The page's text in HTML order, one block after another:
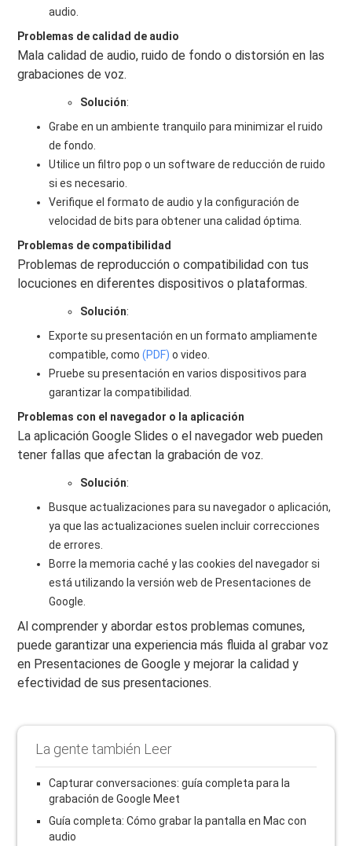
audio.
Problemas de calidad de audio
Mala calidad de audio, ruido de fondo o distorsión en las
grabaciones de voz.
Solución:
Grabe en un ambiente tranquilo para minimizar el ruido
de fondo.
Utilice un filtro pop o un software de reducción de ruido
si es necesario.
Verifique el formato de audio y la configuración de
velocidad de bits para obtener una calidad óptima.
Problemas de compatibilidad
Problemas de reproducción o compatibilidad con tus
locuciones en diferentes dispositivos o plataformas.
Solución:
Exporte su presentación en un formato ampliamente
compatible, como(PDF) o video.
Pruebe su presentación en varios dispositivos para
garantizar la compatibilidad.
Problemas con el navegador o la aplicación
La aplicación Google Slides o el navegador web pueden
tener fallas que afectan la grabación de voz.
Solución:
Busque actualizaciones para su navegador o aplicación,
ya que las actualizaciones suelen incluir correcciones
de errores.
Borre la memoria caché y las cookies del navegador si
está utilizando la versión web de Presentaciones de
Google.
Al comprender y abordar estos problemas comunes,
puede garantizar una experiencia más fluida al grabar voz
en Presentaciones de Google y mejorar la calidad y
efectividad de sus presentaciones.
La gente también Leer
Capturar conversaciones: guía completa para la
grabación de Google Meet
Guía completa: Cómo grabar la pantalla en Mac con
audio